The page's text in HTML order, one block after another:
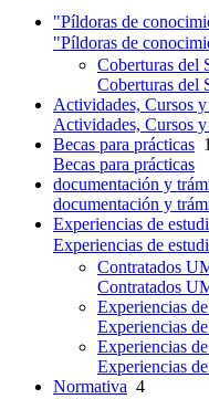
"Píldoras de
"Píldoras de
Coberturas del
Coberturas del
Actividades, Cursos y
Actividades, Cursos y
Becas para prácticas
Becas para prácticas
documentación y
documentación y
Experiencias de
Experiencias de
Contratados
Contratados
Experiencias
Experiencias
Experiencias
Experiencias
Normativa 4